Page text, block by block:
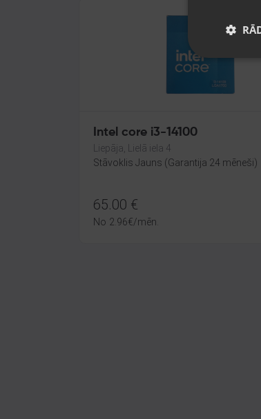
Intel core i3-14100
Liepāja, Lielā iela 4
Stāvoklis Jauns (Garantija 24 mēneši)
65.00 €
No 2.96€/mēn.